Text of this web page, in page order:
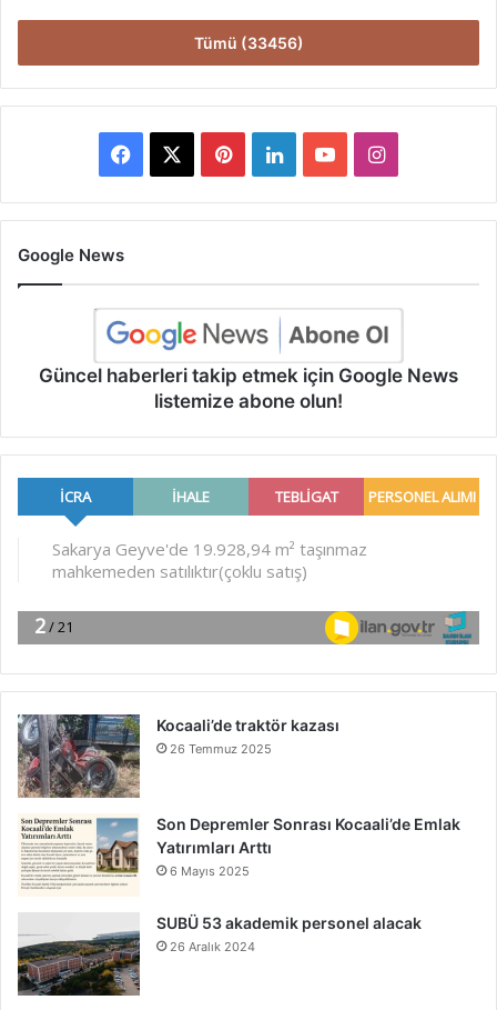
Tümü (33456)
Facebook PinterestLinkedInYouTubeInstagram
Google News
Güncel haberleri takip etmek için Google News
listemize abone olun!
Kocaali’de traktör kazası
26 Temmuz 2025
Son Depremler Sonrası Kocaali’de Emlak
Yatırımları Arttı
6 Mayıs 2025
SUBÜ 53 akademik personel alacak
26 Aralık 2024